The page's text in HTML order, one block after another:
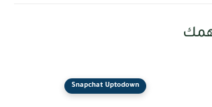
Snapchat Uptodown